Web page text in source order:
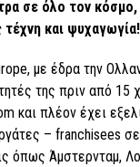
σε όλο τον κόσμο,
τέχνη και ψυχαγωγία!
με έδρα την
της πριν από 15
και πλέον έχει
– franchisees
όπως Άμστερνταμ,